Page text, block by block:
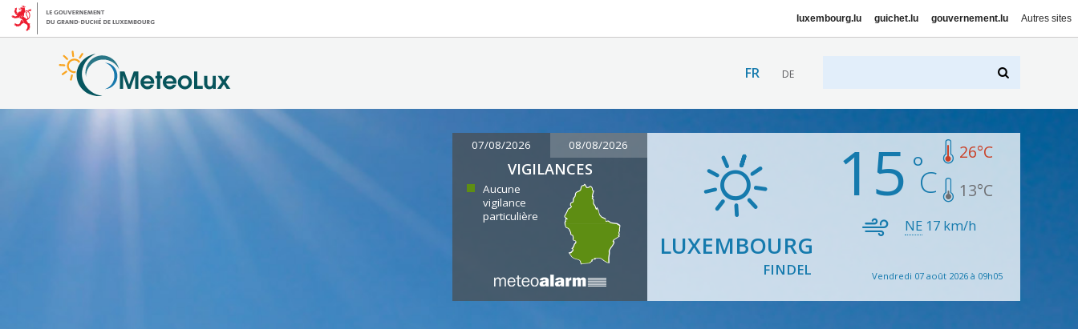
luxembourg.lu guichet.lu gouvernement.lu Autres sites
FR DE
07/08/2026 08/08/2026
VIGILANCES
Aucune
vigilance
particulière
LUXEMBOURG
FINDEL
15 26°C
13°C
NE 17 km/h
Vendredi 07 août 2026 à 09h05